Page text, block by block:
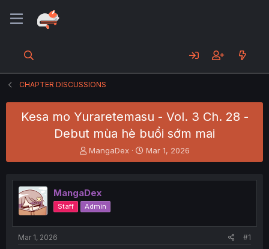
CHAPTER DISCUSSIONS
Kesa mo Yuraretemasu - Vol. 3 Ch. 28 -
Debut mùa hè buổi sớm mai
T
h
e
a
d
s
t
MangaDex
S
t
r
t
Mar 1, 2026
MangaDex
Staff Admin
Mar 1, 2026 #1